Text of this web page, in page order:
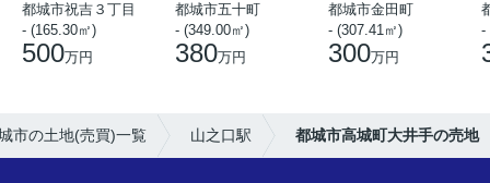
都城市祝吉３丁目
- (165.30㎡)
500万円
都城市五十町
- (349.00㎡)
380万円
都城市金田町
- (307.41㎡)
300万円
-
市の土地(売買)一覧 山之口駅 都城市高城町大井手の売地